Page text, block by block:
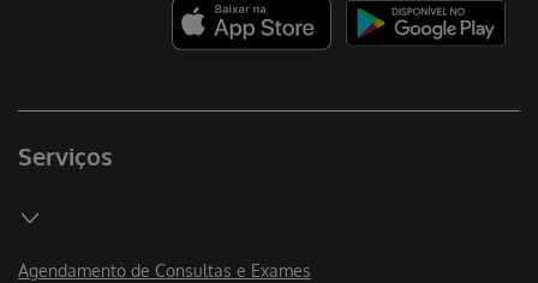
Serviços
Agendamento de Consultas e Exames